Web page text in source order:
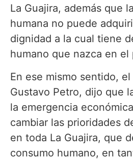
La Guajira, además que
humana no puede
dignidad a la cual tiene
humano que nazca en el
En ese mismo sentido,
Gustavo Petro, dijo que
la emergencia
cambiar las prioridades
en toda La Guajira, que
consumo humano, en